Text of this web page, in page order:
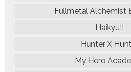
Fullmetal Alchemist
Haikyu!!
Hunter X
My Hero